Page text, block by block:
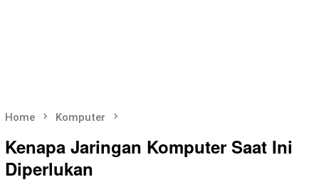
Home Komputer
Kenapa Jaringan Komputer Saat Ini
Diperlukan